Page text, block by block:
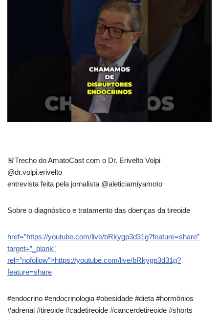
🚨Trecho do AmatoCast com o Dr. Erivelto Volpi
@dr.volpi.erivelto
entrevista feita pela jornalista @aleticiamiyamoto
Sobre o diagnóstico e tratamento das doenças da tireoide
href=”https://youtube.com/live/bRkygp3d31g?feature=share”
target=”_blank”
rel=”nofollow”>https://youtube.com/live/bRkygp3d31g?
feature=share
#endocrino #endocrinologia #obesidade #dieta #hormônios
#adrenal #tireoide #cadetireoide #cancerdetireoide #shorts